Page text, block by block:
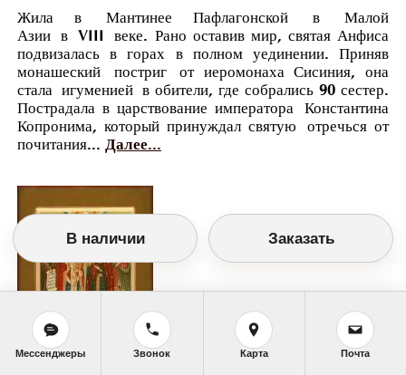
Жила в Мантинее Пафлагонской в Малой
Азии в VIII веке. Рано оставив мир, святая Анфиса
подвизалась в горах в полном уединении. Приняв
монашеский постриг от иеромонаха Сисиния, она
стала игуменией в обители, где собрались 90 сестер.
Пострадала в царствование императора Константина
Копронима, который принуждал святую отречься от
почитания... Далее...
В наличии Заказать
Мессенджеры Звонок Карта Почта